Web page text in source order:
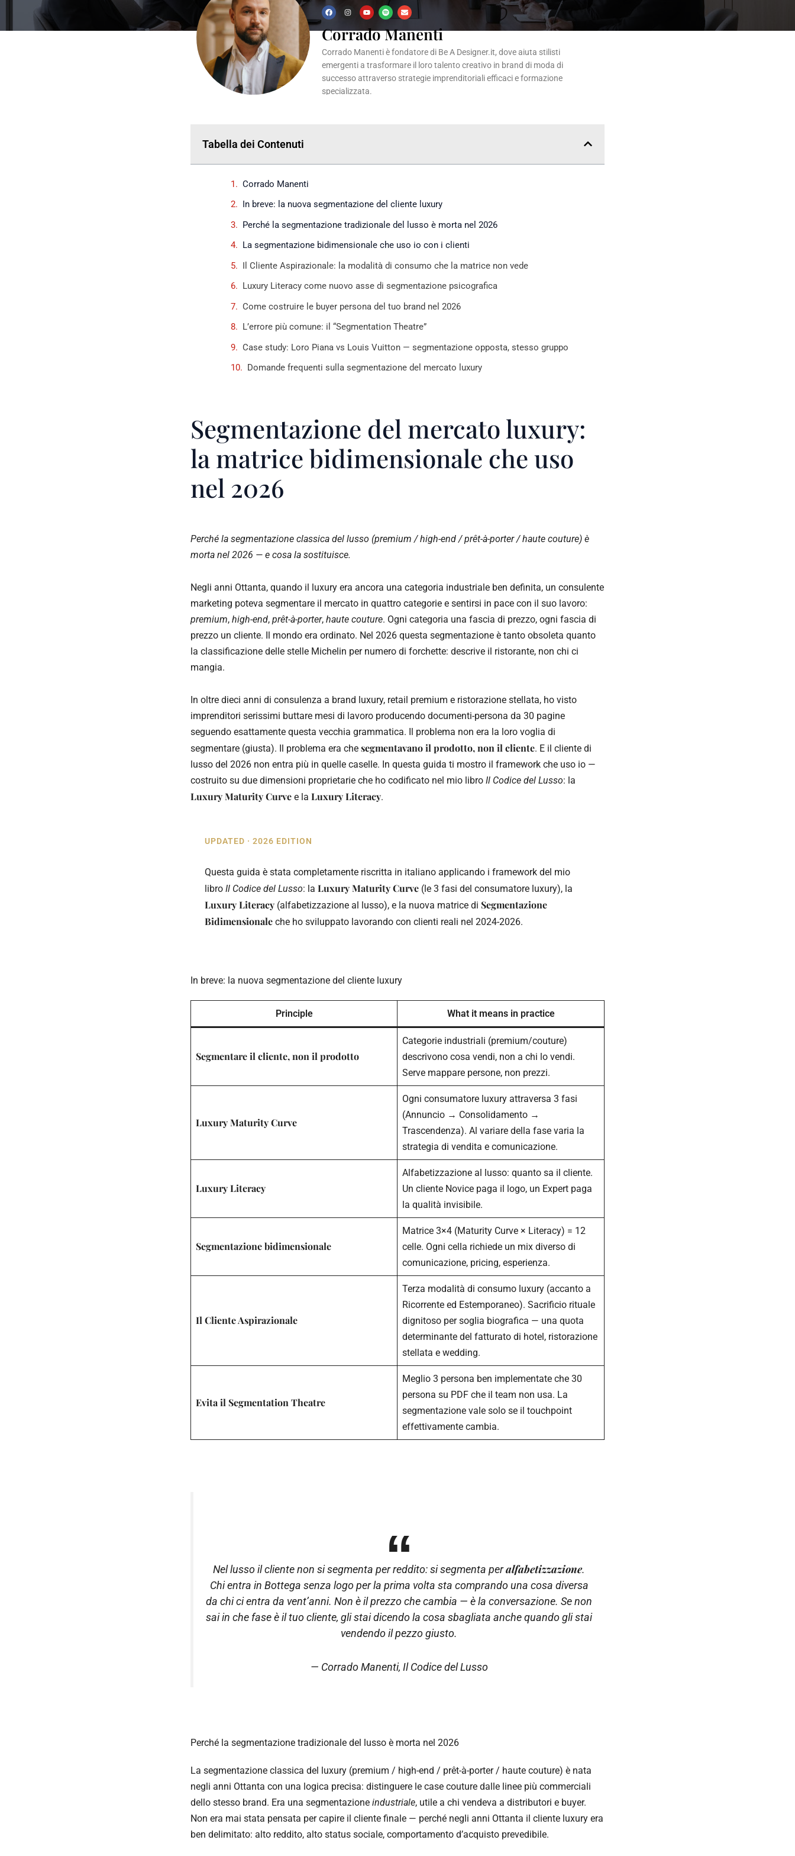
F
a
c
e
b
o
o
k
I
t
a
g
r
a
m
Y
o
u
t
u
b
e
S
p
o
t
i
f
y
E
n
e
l
o
p
e
Corrado Manenti
Corrado Manenti è fondatore di Be A Designer.it, dove aiuta stilisti
emergenti a trasformare il loro talento creativo in brand di moda di
successo attraverso strategie imprenditoriali efficaci e formazione
specializzata.
Tabella dei Contenuti
Corrado Manenti
In breve: la nuova segmentazione del cliente luxury
Perché la segmentazione tradizionale del lusso è morta nel 2026
La segmentazione bidimensionale che uso io con i clienti
Il Cliente Aspirazionale: la modalità di consumo che la matrice non vede
Luxury Literacy come nuovo asse di segmentazione psicografica
Come costruire le buyer persona del tuo brand nel 2026
L’errore più comune: il “Segmentation Theatre”
Case study: Loro Piana vs Louis Vuitton — segmentazione opposta, stesso gruppo
Domande frequenti sulla segmentazione del mercato luxury
Segmentazione del mercato luxury:
la matrice bidimensionale che uso
nel 2026
Perché la segmentazione classica del lusso (premium / high-end / prêt-à-porter / haute couture) è
morta nel 2026 — e cosa la sostituisce.
Negli anni Ottanta, quando il luxury era ancora una categoria industriale ben definita, un consulente
marketing poteva segmentare il mercato in quattro categorie e sentirsi in pace con il suo lavoro:
premium, high-end, prêt-à-porter, haute couture. Ogni categoria una fascia di prezzo, ogni fascia di
prezzo un cliente. Il mondo era ordinato. Nel 2026 questa segmentazione è tanto obsoleta quanto
la classificazione delle stelle Michelin per numero di forchette: descrive il ristorante, non chi ci
mangia.
In oltre dieci anni di consulenza a brand luxury, retail premium e ristorazione stellata, ho visto
imprenditori serissimi buttare mesi di lavoro producendo documenti-persona da 30 pagine
seguendo esattamente questa vecchia grammatica. Il problema non era la loro voglia di
segmentare (giusta). Il problema era che segmentavano il prodotto, non il cliente. E il cliente di
lusso del 2026 non entra più in quelle caselle. In questa guida ti mostro il framework che uso io —
costruito su due dimensioni proprietarie che ho codificato nel mio libro Il Codice del Lusso: la
Luxury Maturity Curve e la Luxury Literacy.
UPDATED · 2026 EDITION
Questa guida è stata completamente riscritta in italiano applicando i framework del mio
libro Il Codice del Lusso: la Luxury Maturity Curve (le 3 fasi del consumatore luxury), la
Luxury Literacy (alfabetizzazione al lusso), e la nuova matrice di Segmentazione
Bidimensionale che ho sviluppato lavorando con clienti reali nel 2024-2026.
In breve: la nuova segmentazione del cliente luxury
Principle What it means in practice
Segmentare il cliente, non il prodotto
Categorie industriali (premium/couture)
descrivono cosa vendi, non a chi lo vendi.
Serve mappare persone, non prezzi.
Luxury Maturity Curve
Ogni consumatore luxury attraversa 3 fasi
(Annuncio → Consolidamento →
Trascendenza). Al variare della fase varia la
strategia di vendita e comunicazione.
Luxury Literacy
Alfabetizzazione al lusso: quanto sa il cliente.
Un cliente Novice paga il logo, un Expert paga
la qualità invisibile.
Segmentazione bidimensionale
Matrice 3×4 (Maturity Curve × Literacy) = 12
celle. Ogni cella richiede un mix diverso di
comunicazione, pricing, esperienza.
Il Cliente Aspirazionale
Terza modalità di consumo luxury (accanto a
Ricorrente ed Estemporaneo). Sacrificio rituale
dignitoso per soglia biografica — una quota
determinante del fatturato di hotel, ristorazione
stellata e wedding.
Evita il Segmentation Theatre
Meglio 3 persona ben implementate che 30
persona su PDF che il team non usa. La
segmentazione vale solo se il touchpoint
effettivamente cambia.
Nel lusso il cliente non si segmenta per reddito: si segmenta peralfabetizzazione.
Chi entra in Bottega senza logo per la prima volta sta comprando una cosa diversa
da chi ci entra da vent’anni. Non è il prezzo che cambia — è la conversazione. Se non
sai in che fase è il tuo cliente, gli stai dicendo la cosa sbagliata anche quando gli stai
vendendo il pezzo giusto.
— Corrado Manenti, Il Codice del Lusso
Perché la segmentazione tradizionale del lusso è morta nel 2026
La segmentazione classica del luxury (premium / high-end / prêt-à-porter / haute couture) è nata
negli anni Ottanta con una logica precisa: distinguere le case couture dalle linee più commerciali
dello stesso brand. Era una segmentazione industriale, utile a chi vendeva a distributori e buyer.
Non era mai stata pensata per capire il cliente finale — perché negli anni Ottanta il cliente luxury era
ben delimitato: alto reddito, alto status sociale, comportamento d’acquisto prevedibile.